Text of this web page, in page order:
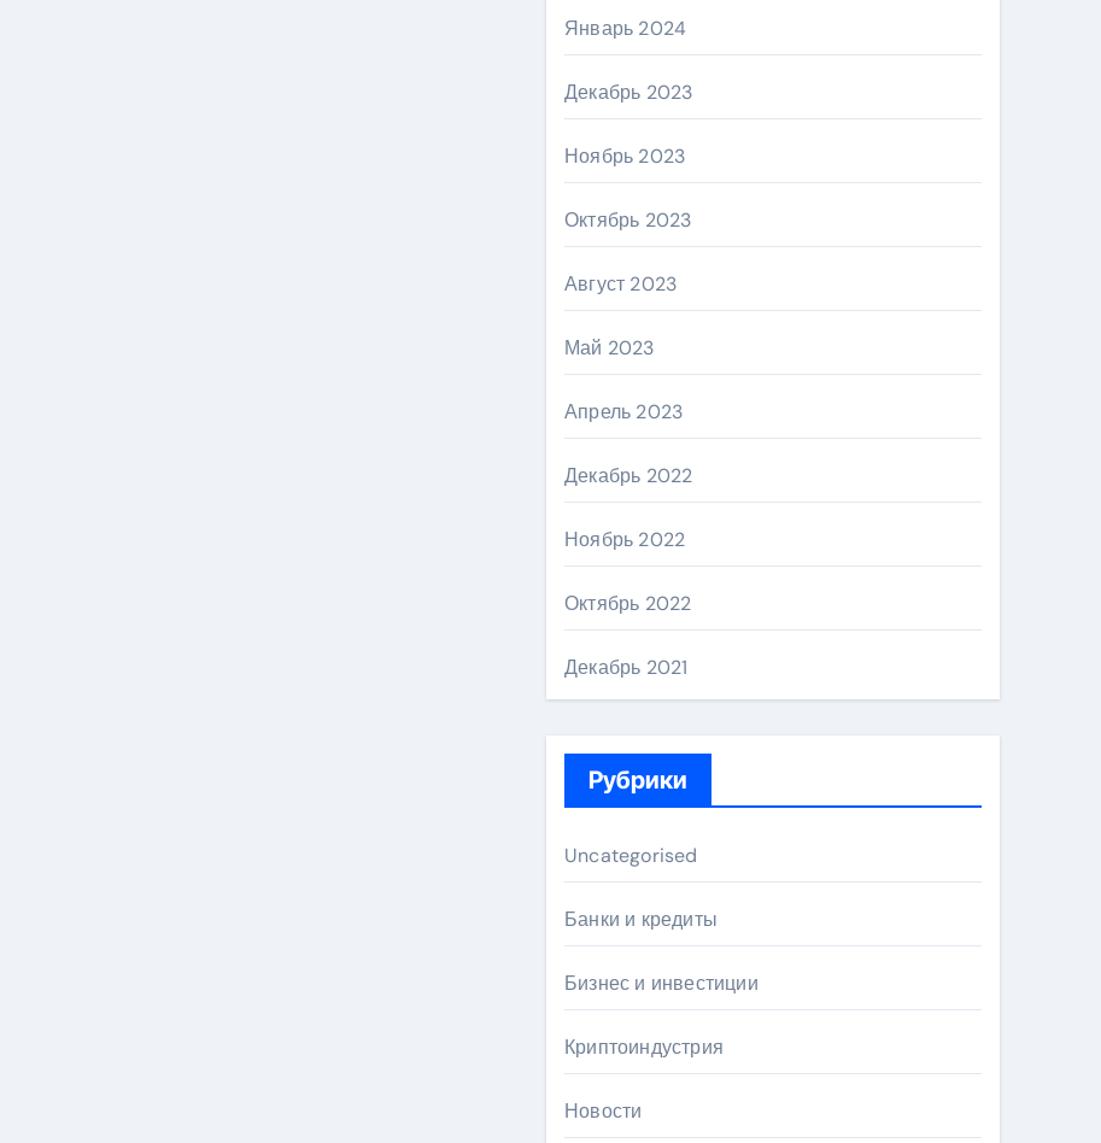
Январь 2024
Декабрь 2023
Ноябрь 2023
Октябрь 2023
Август 2023
Май 2023
Апрель 2023
Декабрь 2022
Ноябрь 2022
Октябрь 2022
Декабрь 2021
Рубрики
Uncategorised
Банки и кредиты
Бизнес и инвестиции
Криптоиндустрия
Новости